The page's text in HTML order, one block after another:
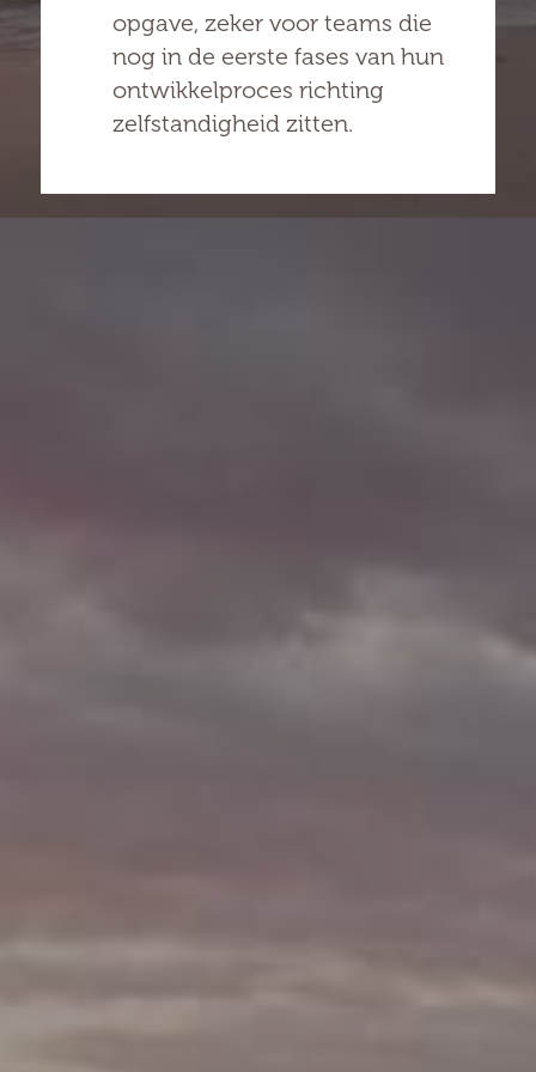
opgave, zeker voor teams die
nog in de eerste fases van hun
ontwikkelproces richting
zelfstandigheid zitten.